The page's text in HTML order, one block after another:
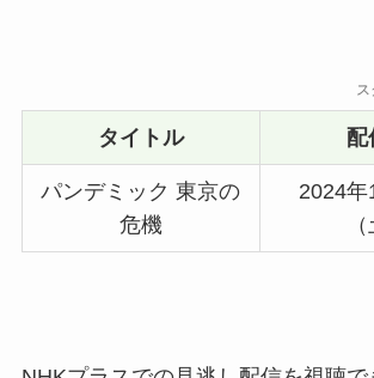
タイトル 配
パンデミック 東京の
危機
2024年